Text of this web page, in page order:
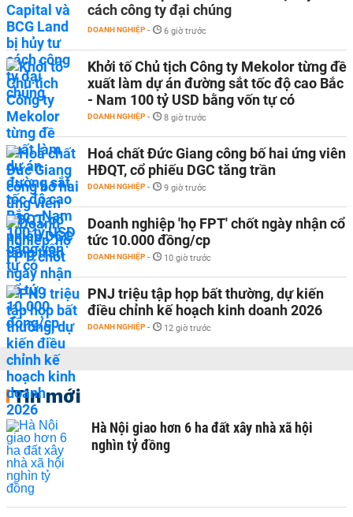
cách công ty đại chúng
DOANH NGHIỆP - 6 giờ trước
Khởi tố Chủ tịch Công ty Mekolor từng đề
xuất làm dự án đường sắt tốc độ cao Bắc
- Nam 100 tỷ USD bằng vốn tự có
DOANH NGHIỆP - 8 giờ trước
Hoá chất Đức Giang công bố hai ứng viên
HĐQT, cổ phiếu DGC tăng trần
DOANH NGHIỆP - 9 giờ trước
Doanh nghiệp 'họ FPT' chốt ngày nhận cổ
tức 10.000 đồng/cp
DOANH NGHIỆP - 10 giờ trước
PNJ triệu tập họp bất thường, dự kiến
điều chỉnh kế hoạch kinh doanh 2026
DOANH NGHIỆP - 12 giờ trước
Tin mới
Hà Nội giao hơn 6 ha đất xây nhà xã hội
nghìn tỷ đồng